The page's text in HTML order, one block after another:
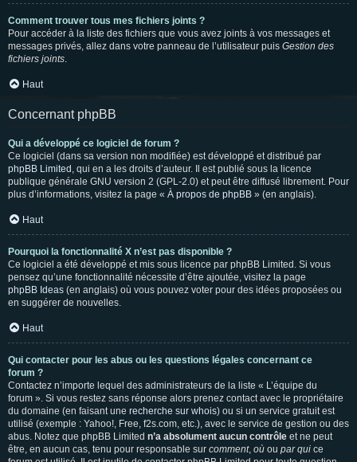
Comment trouver tous mes fichiers joints ?
Pour accéder à la liste des fichiers que vous avez joints à vos messages et
messages privés, allez dans votre panneau de l’utilisateur puis Gestion des
fichiers joints.
Haut
Concernant phpBB
Qui a développé ce logiciel de forum ?
Ce logiciel (dans sa version non modifiée) est développé et distribué par
phpBB Limited , qui en a les droits d’auteur. Il est publié sous la licence
publique générale GNU version 2 (GPL-2.0) et peut être diffusé librement. Pour
plus d’informations, visitez la page « À propos de phpBB » (en anglais).
Haut
Pourquoi la fonctionnalité X n’est pas disponible ?
Ce logiciel a été développé et mis sous licence par phpBB Limited. Si vous
pensez qu’une fonctionnalité nécessite d’être ajoutée, visitez la page
phpBB Ideas (en anglais) où vous pouvez voter pour des idées proposées ou
en suggérer de nouvelles.
Haut
Qui contacter pour les abus ou les questions légales concernant ce
forum ?
Contactez n’importe lequel des administrateurs de la liste « L’équipe du
forum ». Si vous restez sans réponse alors prenez contact avec le propriétaire
du domaine (en faisant une recherche sur whois) ou si un service gratuit est
utilisé (exemple : Yahoo!, Free, f2s.com, etc.), avec le service de gestion ou des
abus. Notez que phpBB Limited n’a absolument aucun contrôle et ne peut
être, en aucun cas, tenu pour responsable sur comment, où ou par qui ce